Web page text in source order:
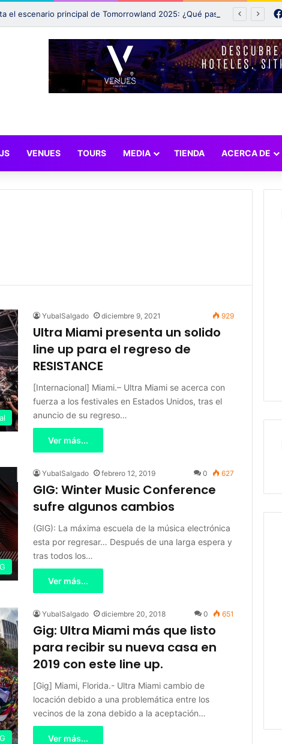
VENUES TOURS MEDIA TIENDA ACERCA DE
YubalSalgado diciembre 9, 2021 929
Ultra Miami presenta un solido
line up para el regreso de
RESISTANCE
[Internacional] Miami.– Ultra Miami se acerca con
fuerza a los festivales en Estados Unidos, tras el
anuncio de su regreso…
Ver más...
YubalSalgado febrero 12, 2019 0 627
GIG: Winter Music Conference
sufre algunos cambios
(GIG): La máxima escuela de la música electrónica
esta por regresar… Después de una larga espera y
tras todos los…
Ver más...
YubalSalgado diciembre 20, 2018 0 651
Gig: Ultra Miami más que listo
para recibir su nueva casa en
2019 con este line up.
[Gig] Miami, Florida.- Ultra Miami cambio de
locación debido a una problemática entre los
vecinos de la zona debido a la aceptación…
Ver más...